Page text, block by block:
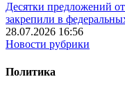
Десятки предложений
закрепили в
28.07.2026 16:56
Новости рубрики
Политика